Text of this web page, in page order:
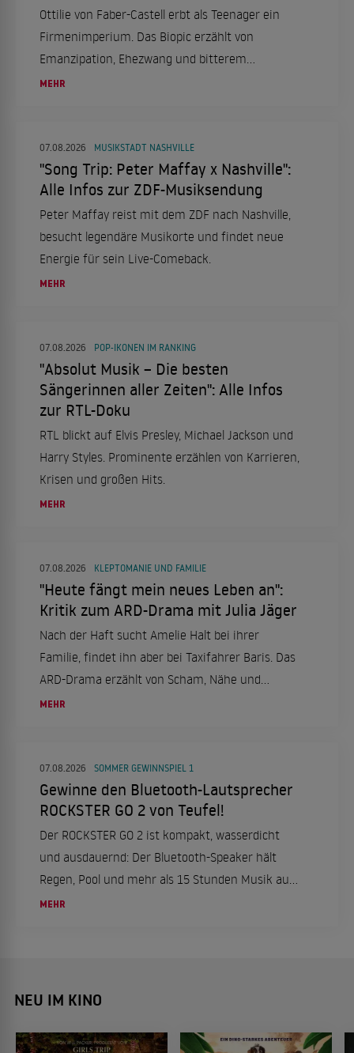
Ottilie von Faber-Castell erbt als Teenager ein
Firmenimperium. Das Biopic erzählt von
Emanzipation, Ehezwang und bitterem
Scheitern.
MEHR
07.08.2026 MUSIKSTADT NASHVILLE
"Song Trip: Peter Maffay x Nashville":
Alle Infos zur ZDF-Musiksendung
Peter Maffay reist mit dem ZDF nach Nashville,
besucht legendäre Musikorte und findet neue
Energie für sein Live-Comeback.
MEHR
07.08.2026 POP-IKONEN IM RANKING
"Absolut Musik – Die besten
Sängerinnen aller Zeiten": Alle Infos
zur RTL-Doku
RTL blickt auf Elvis Presley, Michael Jackson und
Harry Styles. Prominente erzählen von Karrieren,
Krisen und großen Hits.
MEHR
07.08.2026 KLEPTOMANIE UND FAMILIE
"Heute fängt mein neues Leben an":
Kritik zum ARD-Drama mit Julia Jäger
Nach der Haft sucht Amelie Halt bei ihrer
Familie, findet ihn aber bei Taxifahrer Baris. Das
ARD-Drama erzählt von Scham, Nähe und
Neuanfang.
MEHR
07.08.2026 SOMMER GEWINNSPIEL 1
Gewinne den Bluetooth-Lautsprecher
ROCKSTER GO 2 von Teufel!
Der ROCKSTER GO 2 ist kompakt, wasserdicht
und ausdauernd: Der Bluetooth-Speaker hält
Regen, Pool und mehr als 15 Stunden Musik aus.
Wir verlosen einen Lautsprecher!
MEHR
NEU IM KINO